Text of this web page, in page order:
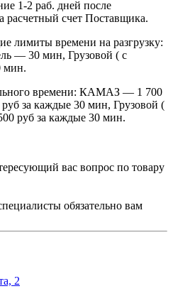
1-2 раб. дней после
расчетный счет Поставщика.
лимиты времени на разгрузку:
— 30 мин, Грузовой ( с
мин.
времени: КАМАЗ — 1 700
за каждые 30 мин, Грузовой (
руб за каждые 30 мин.
вас вопрос по товару
обязательно вам
2